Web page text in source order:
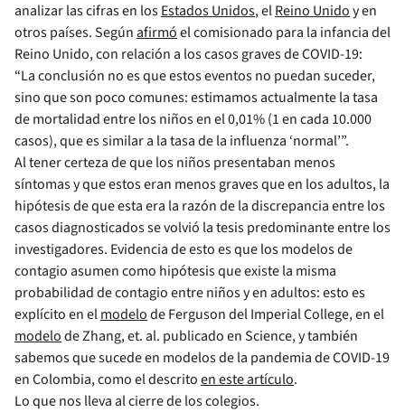
analizar las cifras en losEstados Unidos, elReino Unidoy en
otros países. Segúnafirmóel comisionado para la infancia del
Reino Unido, con relación a los casos graves de COVID-19:
“La conclusión no es que estos eventos no puedan suceder,
sino que son poco comunes: estimamos actualmente la tasa
de mortalidad entre los niños en el 0,01% (1 en cada 10.000
casos), que es similar a la tasa de la influenza ‘normal’”.
Al tener certeza de que los niños presentaban menos
síntomas y que estos eran menos graves que en los adultos, la
hipótesis de que esta era la razón de la discrepancia entre los
casos diagnosticados se volvió la tesis predominante entre los
investigadores. Evidencia de esto es que los modelos de
contagio asumen como hipótesis que existe la misma
probabilidad de contagio entre niños y en adultos: esto es
explícito en elmodelode Ferguson del Imperial College, en el
modelode Zhang, et. al. publicado en Science, y también
sabemos que sucede en modelos de la pandemia de COVID-19
en Colombia, como el descritoen este artículo.
Lo que nos lleva al cierre de los colegios.